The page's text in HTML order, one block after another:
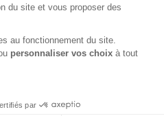
du site et vous proposer des
au fonctionnement du site.
personnaliser vos choix à tout
par
consent